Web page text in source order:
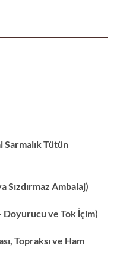
Sarmalık Tütün
Sızdırmaz Ambalaj)
ve Tok İçim)
Topraksı ve Ham